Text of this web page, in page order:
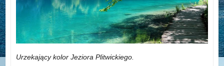
Urzekający kolor Jeziora Plitwickiego.